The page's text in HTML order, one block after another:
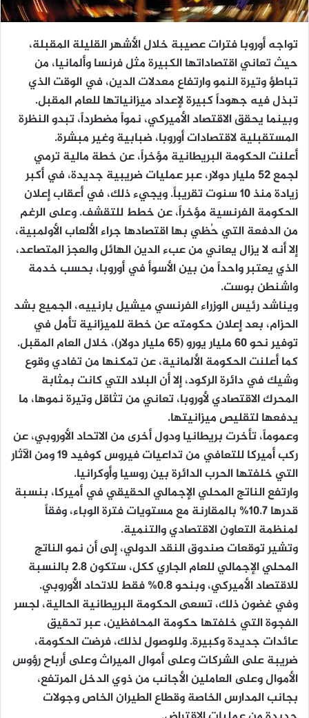
تواجه أوروبا فترات عصيبة خلال الأشهر القليلة المقبلة،
حيث تعاني اقتصاداتها الكبيرة مثل فرنسا وألمانيا، من
تباطؤ وتيرة النمو وارتفاع معدلات الدين، في الوقت الذي
تبذل فيه جهوداً كبيرة لإعداد ميزانياتها للعام المقبل.
وبينما يحقق الاقتصاد الأميركي، نمواً مضطرداً، تبدو النظرة
المستقبلية لاقتصادات أوروبا، ضبابية وغير مبشرة.
أعلنت الحكومة البريطانية مؤخراً، عن خطة مالية ترمي
لجمع 52 مليار دولار، عبر عمليات ضريبية جديدة، في أكبر
زيادة منذ 10 سنوت تقريباً. ويجيء ذلك، في أعقاب إعلان
الحكومة الفرنسية مؤخراً، عن خطط للتقشف. وعلى الرغم
من الدفعة التي حُظي بها اقتصادها جراء الألعاب الأولمبية،
إلا أنه لا يزال يعاني من عبء الدين الهائل والعجز المتصاعد،
الذي يعتبر واحداً من بين الأسوأ في أوروبا، بحسب خدمة
واشنطن بوست.
ويناشد رئيس الوزراء الفرنسي ميشيل بارنييه، الجميع بشد
الحزام، بعد إعلان حكومته عن خطة للميزانية تأمل في
توفير نحو 60 مليار يورو (65 مليار دولار)، خلال العام المقبل.
كما أعلنت الحكومة الألمانية، عن تمكنها من تفادي وقوع
وشيك في دائرة الركود، إلا أن البلاد التي كانت بمثابة
المحرك الاقتصادي لأوروبا، تعاني من تثاقل وتيرة نموها، ما
يدفعها لتقليص ميزانيتها.
وعموماً، تأخرت بريطانيا ودول أخرى من الاتحاد الأوروبي، عن
ركب أميركا للتعافي من تداعيات فيروس كوفيد 19 ومن الآثار
التي خلفتها الحرب الدائرة بين روسيا وأوكرانيا.
وارتفع الناتج المحلي الإجمالي الحقيقي في أميركا، بنسبة
قدرها 10.7% بالمقارنة مع مستويات فترة الوباء، وفقاً
لمنظمة التعاون الاقتصادي والتنمية.
وتشير توقعات صندوق النقد الدولي، إلى أن نمو الناتج
المحلي الإجمالي للعام الجاري ككل، ستكون 2.8 بالنسبة
للاقتصاد الأميركي، وبنحو 0.8% فقط للاتحاد الأوروبي.
وفي غضون ذلك، تسعى الحكومة البريطانية الحالية، لجسر
الفجوة التي خلفتها حكومة المحافظين، عبر تحقيق
عائدات جديدة وكبيرة. وللوصول لذلك، فرضت الحكومة،
ضريبة على الشركات وعلى أموال الميراث وعلى أرباح رؤوس
الأموال وعلى العاملين الأجانب من ذوي الدخل المرتفع،
بجانب المدارس الخاصة وقطاع الطيران الخاص وجولات